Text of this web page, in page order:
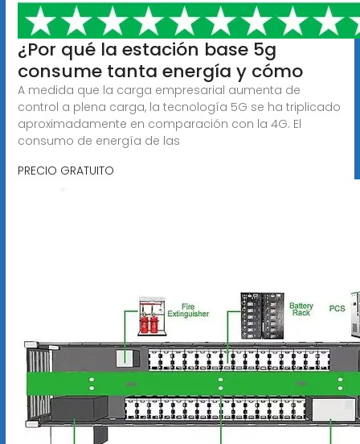
¿Por qué la estación base 5g
consume tanta energía y cómo
A medida que la carga empresarial aumenta de
control a plena carga, la tecnología 5G se ha triplicado
aproximadamente en comparación con la 4G. El
consumo de energía de las
PRECIO GRATUITO